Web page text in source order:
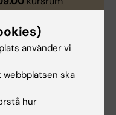
2026
2027
använder vi
webbplatsen ska
hur